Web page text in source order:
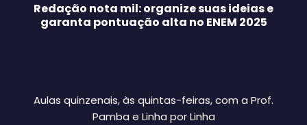
Redação nota mil: organize suas ideias e
garanta pontuação alta no ENEM 2025
Aulas quinzenais, às quintas-feiras, com a Prof.
Pamba e Linha por Linha